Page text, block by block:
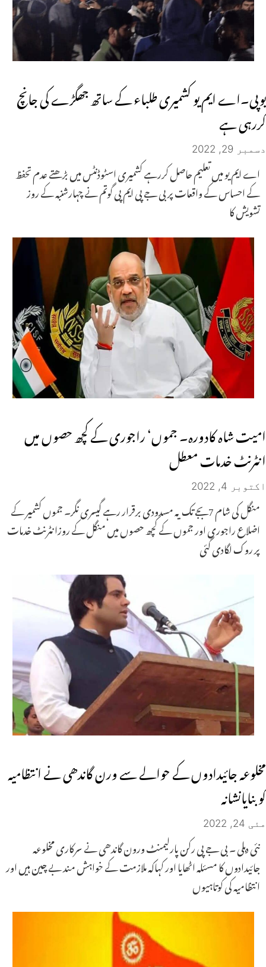
یوپی۔اے ایم یو کشمیری طلباء کے ساتھ جھگڑے کی جانچ
کررہی ہے
دسمبر 29, 2022
اے ایم یو میں تعلیم حاصل کررہے کشمیری اسٹوڈنٹس میں بڑھتے عدم تحفظ
کے احساس کے واقعات پر بی جے پی ایم پی گوتم نے چہارشنبہ کے روز
تشویش کا
امیت شاہ کادورہ۔ جموں‘ راجوری کے کچھ حصوں میں
انٹرنٹ خدمات معطل
اکتوبر 4, 2022
منگل کی شام 7بجے تک یہ مسدودی برقرار رہے گیسری نگر۔ جموں کشمیر کے
اضلاع راجوری اور جموں کے کچھ حصوں میں منگل کے روزانٹرنٹ خدمات
پر روک لگادی گئی
مخلوعہ جائیدادوں کے حوالے سے ورن گاندھی نے انتظامیہ
کو بنایانشانہ
مئی 24, 2022
نئی دہلی ۔ بی جے پی رکن پارلیمنٹ ورون گاندھی نے سرکاری مخلوعہ
جائیدادوں کا مسئلہ اٹھایا اور کہاکہ ملازمت کے خواہش مند بے چین ہیں اور
انتظامیہ کی کوتاہیوں